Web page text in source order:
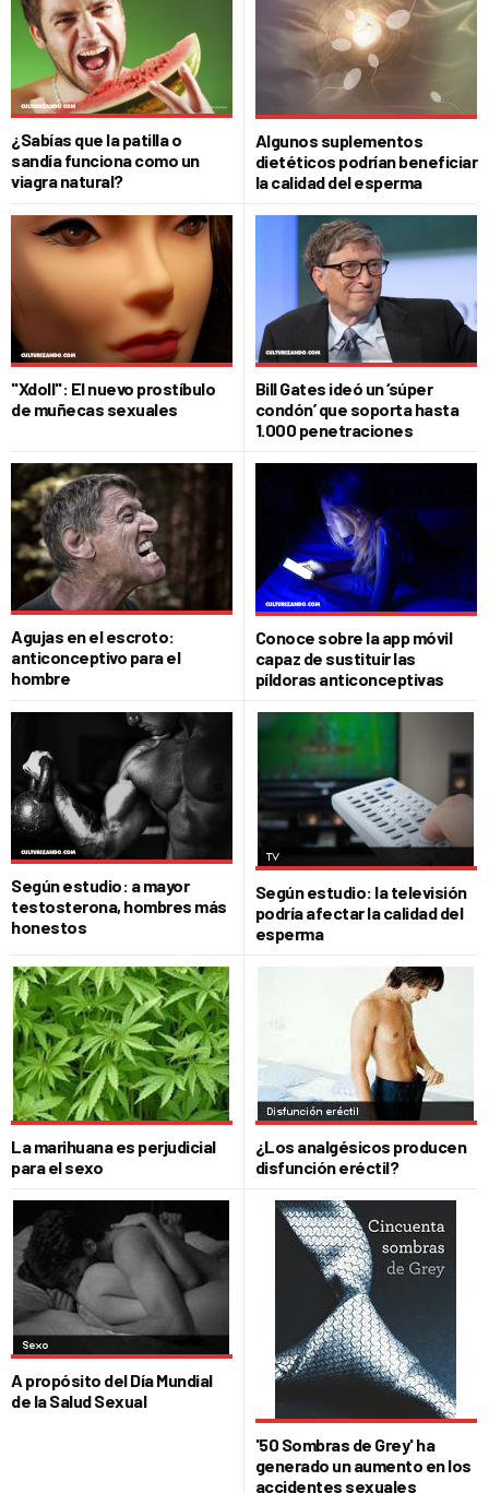
¿Sabías que la patilla o
sandía funciona como un
viagra natural?
Algunos suplementos
dietéticos podrían beneficiar
la calidad del esperma
"Xdoll": El nuevo prostíbulo
de muñecas sexuales
Bill Gates ideó un ‘súper
condón’ que soporta hasta
1.000 penetraciones
Agujas en el escroto:
anticonceptivo para el
hombre
Conoce sobre la app móvil
capaz de sustituir las
píldoras anticonceptivas
Según estudio: a mayor
testosterona, hombres más
honestos
Según estudio: la televisión
podría afectar la calidad del
esperma
La marihuana es perjudicial
para el sexo
¿Los analgésicos producen
disfunción eréctil?
A propósito del Día Mundial
de la Salud Sexual
'50 Sombras de Grey' ha
generado un aumento en los
accidentes sexuales